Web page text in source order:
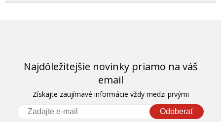
Najdôležitejšie novinky priamo na váš
email
Získajte zaujímavé informácie vždy medzi prvými
Odoberať